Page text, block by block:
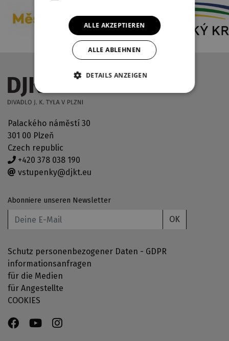
Palackého náměstí 30
301 00 Plzeň
Czech republic
+420 378 038 190
vstupenky@djkt.eu
Abonniere unseren Newsletter
OK
Schutz personenbezogener Daten - GDPR
informationsanfragen
für die Medien
für Angestellte
COOKIES
ALLE AKZEPTIEREN
ALLE ABLEHNEN
DETAILS ANZEIGEN